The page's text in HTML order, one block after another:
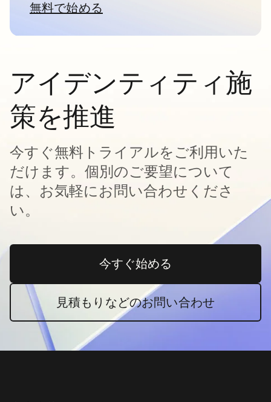
無料で始める新しいタブで開く
アイデンティティ施
策を推進
今すぐ無料トライアルをご利用いた
だけます。個別のご要望について
は、お気軽にお問い合わせくださ
い。
今すぐ始める新しいタブで開く
見積もりなどのお問い合わせ